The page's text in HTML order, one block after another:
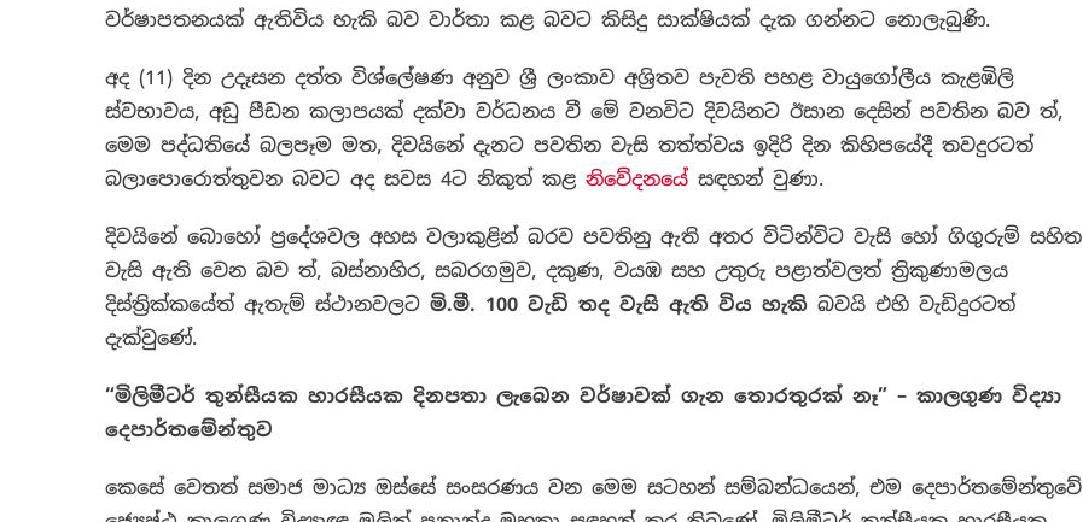
වර්ෂාපතනයක් ඇතිවිය හැකි බව වාර්තා කළ බවට කිසිදු සාක්ෂියක් දැක ගන්නට නොලැබුණි.
අද (11) දින උදෑසන දත්ත විශ්ලේෂණ අනුව ශ්‍රී ලංකාව අශ්‍රිතව පැවති පහළ වායුගෝලීය කැළඹිලි
ස්වභාවය, අඩු පීඩන කලාපයක් දක්වා වර්ධනය වී මේ වනවිට දිවයිනට ඊසාන දෙසින් පවතින බව ත්,
මෙම පද්ධතියේ බලපෑම මත, දිවයිනේ දැනට පවතින වැසි තත්ත්වය ඉදිරි දින කිහිපයේදී තවදුරටත්
බලාපොරොත්තුවන බවට අද සවස 4ට නිකුත් කළ නිවේදනයේ සඳහන් වුණා.
දිවයිනේ බොහෝ ප්‍රදේශවල අහස වලාකුළින් බරව පවතිනු ඇති අතර විටින්විට වැසි හෝ ගිගුරුම් සහිත
වැසි ඇති වෙන බව ත්, බස්නාහිර, සබරගමුව, දකුණ, වයඹ සහ උතුරු පළාත්වලත් ත්‍රිකුණාමලය
දිස්ත්‍රික්කයේත් ඇතැම් ස්ථානවලට මි.මී. 100 වැඩි තද වැසි ඇති විය හැකි බවයි එහි වැඩිදුරටත්
දැක්වුණේ.
“මිලිමීටර් තුන්සීයක හාරසීයක දිනපතා ලැබෙන වර්ෂාවක් ගැන තොරතුරක් නෑ” – කාලගුණ විද්‍යා
දෙපාර්තමේන්තුව
කෙසේ වෙතත් සමාජ මාධ්‍ය ඔස්සේ සංසරණය වන මෙම සටහන් සම්බන්ධයෙන්, එම දෙපාර්තමේන්තුවේ